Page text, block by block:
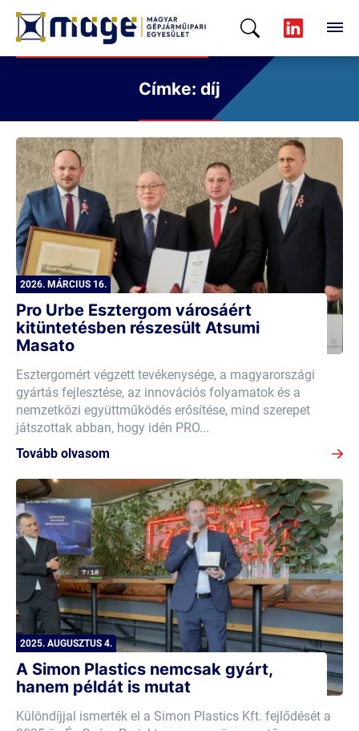
Címke: díj
2026. MÁRCIUS 16.
Pro Urbe Esztergom városáért
kitüntetésben részesült Atsumi
Masato
Esztergomért végzett tevékenysége, a magyarországi
gyártás fejlesztése, az innovációs folyamatok és a
nemzetközi együttműködés erősítése, mind szerepet
játszottak abban, hogy idén PRO...
Tovább olvasom
2025. AUGUSZTUS 4.
A Simon Plastics nemcsak gyárt,
hanem példát is mutat
Különdíjjal ismerték el a Simon Plastics Kft. fejlődését a